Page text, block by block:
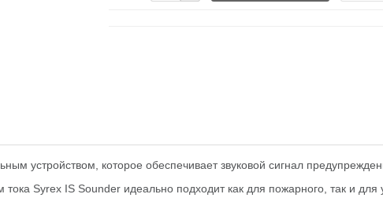
устройством, которое обеспечивает звуковой сигнал
Syrex IS Sounder идеально подходит как для пожарного, так и для